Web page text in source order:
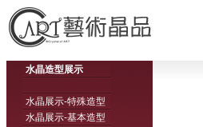
水晶造型展示
水晶展示-特殊造型
水晶展示-基本造型